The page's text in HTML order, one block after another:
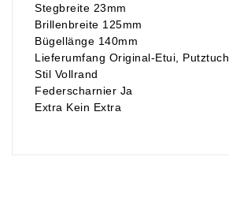
Stegbreite 23mm
Brillenbreite 125mm
Bügellänge 140mm
Lieferumfang Original-Etui, Putztuch
Stil Vollrand
Federscharnier Ja
Extra Kein Extra